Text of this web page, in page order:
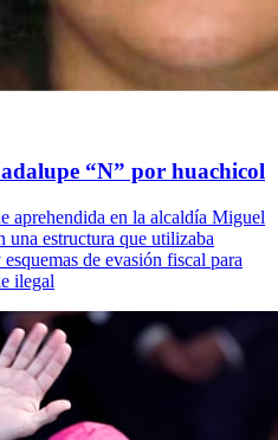
“N” por huachicol
aprehendida en la alcaldía Miguel
una estructura que utilizaba
de evasión fiscal para
ilegal